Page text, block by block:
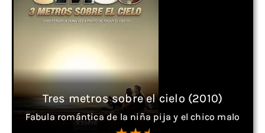
Tres metros sobre el cielo (2010)
Fabula romántica de la niña pija y el chico malo